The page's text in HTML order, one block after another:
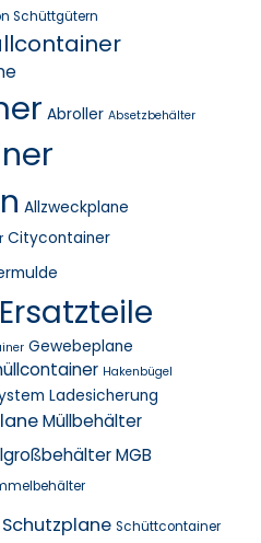
Schüttgütern
Abroller Absetzbehälter
Allzweckplane
Citycontainer
Ersatzteile
Gewebeplane
Hakenbügel
Ladesicherung
Müllbehälter
MGB
Schutzplane Schüttcontainer